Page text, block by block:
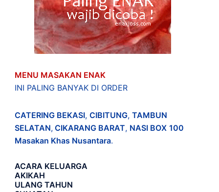
MENU MASAKAN ENAK
INI PALING BANYAK DI ORDER
CATERING BEKASI, CIBITUNG, TAMBUN
SELATAN, CIKARANG BARAT, NASI BOX 100
Masakan Khas Nusantara.
ACARA KELUARGA
AKIKAH
ULANG TAHUN